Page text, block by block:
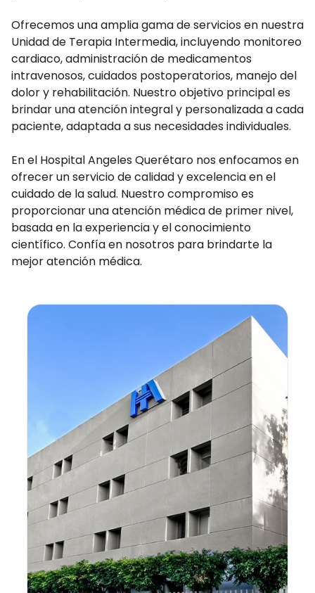
Ofrecemos una amplia gama de servicios en nuestra
Unidad de Terapia Intermedia, incluyendo monitoreo
cardiaco, administración de medicamentos
intravenosos, cuidados postoperatorios, manejo del
dolor y rehabilitación. Nuestro objetivo principal es
brindar una atención integral y personalizada a cada
paciente, adaptada a sus necesidades individuales.
En el Hospital Angeles Querétaro nos enfocamos en
ofrecer un servicio de calidad y excelencia en el
cuidado de la salud. Nuestro compromiso es
proporcionar una atención médica de primer nivel,
basada en la experiencia y el conocimiento
científico. Confía en nosotros para brindarte la
mejor atención médica.